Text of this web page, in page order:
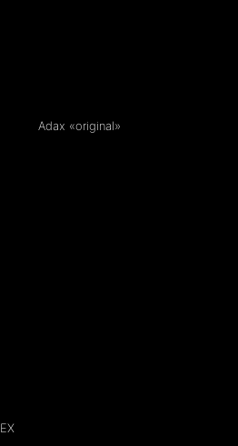
Adax «original»